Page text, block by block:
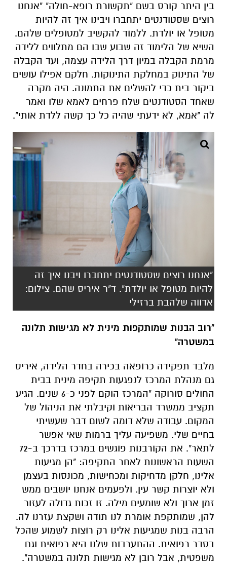
מרמת הקבלה במיון דרך הלידה עצמה, ועד הקבלה
של התינוק במחלקת התינוקות. חלקם אפילו עושים
ביקור בית כדי להשלים את התמונה. היה מקרה
שאחד הסטודנטים שלח פרחים לאמא שלו ואמר
לה "אמא, לא ידעתי שהיה כל כך קשה ללדת אותי".
"אנחנו רוצים שסטודנטים יתחברו ויבנו איך זה
להיות מטופל או יולדת". ד"ר איריס שהם. צילום:
אדווה שלהבת ברזילי
"רוב הבנות שמותקפות מינית לא מגישות תלונה
במשטרה"
גם מנהלת המרכז לנפגעות תקיפה מינית בבית
המקום. עבודה שלא דומה לשום דבר שעשיתי
בחיים שלי. משפיעה עליך ברמות שאי אפשר
לתאר". את הקורבנות פוגשים במרכז בדרכך ב-72
השעות הראשונות לאחר התקיפה: "הן מגיעות
אלינו, חלקן מדחיקות ומכחישות, מכונסות בעצמן
ולא יוצרות קשר עין. ולפעמים אנחנו יושבים ממש
זמן ארוך ולא שומעים מילה. זו זכות גדולה לעזור
להן, שמותקפת אומרת לנו תודה ושקצת עזרנו לה.
הרבה בנות שמגיעות אלינו רק רוצות לשמוע שהכל
בסדר רפואית. ההתערבות שלנו היא רפואית וגם
משפטית, אבל רובן לא מגישות תלונה במשטרה".
מקרי התקיפה מגיעים במקרים רבים מהמעגל
החברתי הקרוב, מסבירה איריס "בהרבה מקרים
אנחנו רואים שזה מישהו מהמעגל החברתי. בחורה